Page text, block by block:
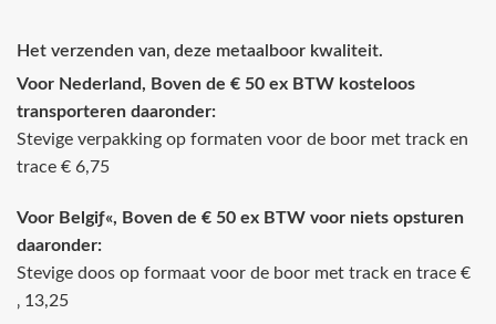
Het verzenden van‚ deze metaalboor kwaliteit.
Voor Nederland, Boven de € 50 ex BTW kosteloos
transporteren daaronder:
Stevige verpakking op formaten voor de boor met track en
trace € 6,75
Voor Belgiƒ«, Boven de € 50 ex BTW voor niets opsturen
daaronder:
Stevige doos op formaat voor de boor met track en trace €
‚ 13,25